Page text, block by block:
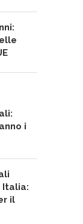
i
Italia:
il